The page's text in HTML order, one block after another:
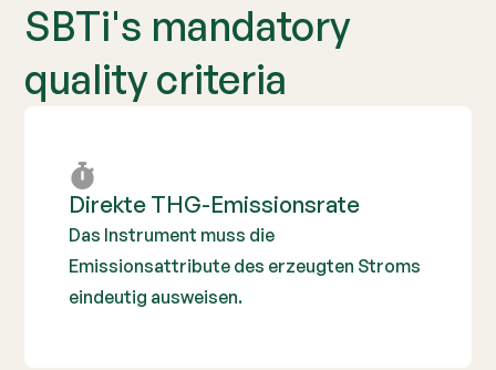
SBTi's mandatory
quality criteria
Direkte THG-Emissionsrate
Das Instrument muss die
Emissionsattribute des erzeugten Stroms
eindeutig ausweisen.